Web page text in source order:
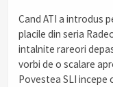
Cand ATI a introdus
placile din seria
intalnite rareori
vorbi de o scalare
Povestea SLI incepe